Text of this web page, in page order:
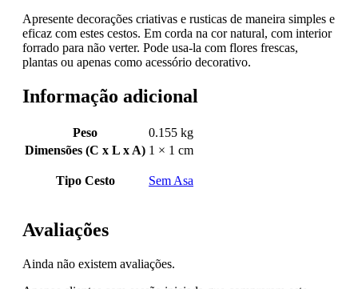
Apresente decorações criativas e rusticas de maneira simples e
eficaz com estes cestos. Em corda na cor natural, com interior
forrado para não verter. Pode usa-la com flores frescas,
plantas ou apenas como acessório decorativo.
Informação adicional
Peso
0.155 kg
Dimensões (C x L x A) 1 × 1 cm
Tipo Cesto Sem Asa
Avaliações
Ainda não existem avaliações.